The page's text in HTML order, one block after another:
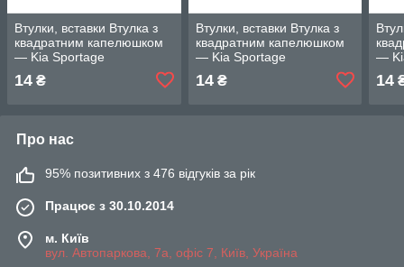
Втулки, вставки Втулка з
квадратним капелюшком
— Kia Sportage
14 ₴
Втулки, вставки Втулка з
квадратним капелюшком
— Kia Sportage
14₴
—
14
Про нас
95% позитивних з 476 відгуків за рік
Працює з 30.10.2014
м. Київ
вул. Автопаркова, 7а, офіс 7, Київ, Україна